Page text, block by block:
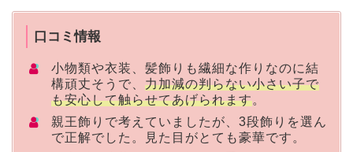
口コミ情報
小物類や衣装、髪飾りも繊細な作りなのに結
構頑丈そうで、 力加減の判らない小さい子で
も安心して触らせてあげられます。
親王飾りで考えていましたが、3段飾りを選ん
で正解でした。見た目がとても豪華です。